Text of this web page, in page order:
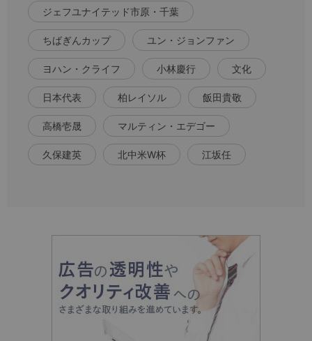
ジェフユナイテッド市原・千葉
ちばぎんカップ ユン・ジョンファン
ヨハン・クライフ 小林慶行 文化
日本代表 柏レイソル 飯田貴敬
高橋壱晟 マルティン・エデゴー
久保建英 北中米W杯 江坂任